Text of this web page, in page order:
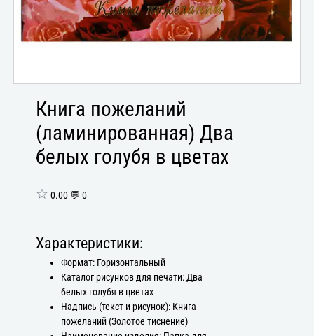
Книга пожеланий
(ламинированная) Два
белых голубя в цветах
☆ 0.00 💬 0
Характеристики:
Формат: Горизонтальный
Каталог рисунков для печати: Два
белых голубя в цветах
Надпись (текст и рисунок): Книга
пожеланий (Золотое тиснение)